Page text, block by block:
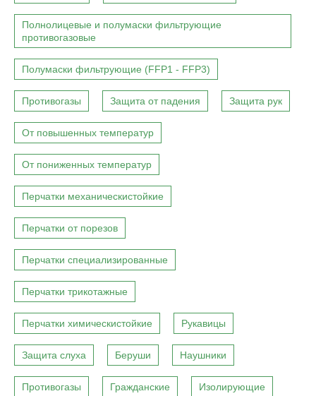
Полнолицевые и полумаски фильтрующие
противогазовые
Полумаски фильтрующие (FFP1 - FFP3)
Противогазы Защита от падения Защита рук
От повышенных температур
От пониженных температур
Перчатки механическистойкие
Перчатки от порезов
Перчатки специализированные
Перчатки трикотажные
Перчатки химическистойкие Рукавицы
Защита слуха Беруши Наушники
Противогазы Гражданские Изолирующие